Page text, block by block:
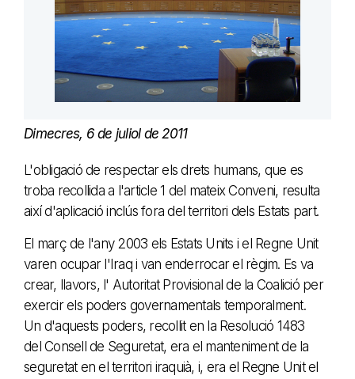
Dimecres, 6 de juliol de 2011
L'obligació de respectar els drets humans, que es
troba recollida a l'article 1 del mateix Conveni, resulta
així d'aplicació inclús fora del territori dels Estats part.
El març de l'any 2003 els Estats Units i el Regne Unit
varen ocupar l'Iraq i van enderrocar el règim. Es va
crear, llavors, l' Autoritat Provisional de la Coalició per
exercir els poders governamentals temporalment.
Un d'aquests poders, recollit en la Resolució 1483
del Consell de Seguretat, era el manteniment de la
seguretat en el territori iraquià, i, era el Regne Unit el